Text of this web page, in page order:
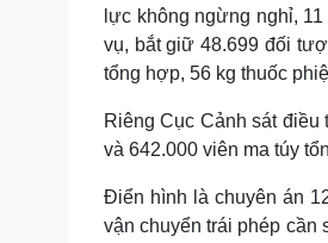
lực không ngừng nghỉ,
vụ, bắt giữ 48.699 đối
tổng hợp, 56 kg thuốc
Riêng Cục Cảnh sát
và 642.000 viên ma túy
Điển hình là chuyên án
vận chuyển trái phép cần